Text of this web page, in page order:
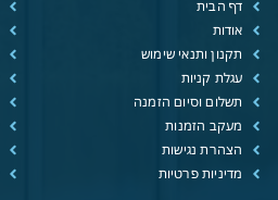
דף הבית
אודות
תקנון ותנאי שימוש
עגלת קניות
תשלום וסיום הזמנה
מעקב הזמנות
הצהרת נגישות
מדיניות פרטיות